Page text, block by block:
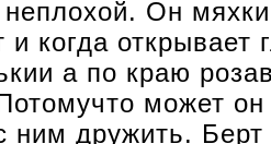
неплохой. Он
и когда открывает
а по краю
может
ним дружить. Берт